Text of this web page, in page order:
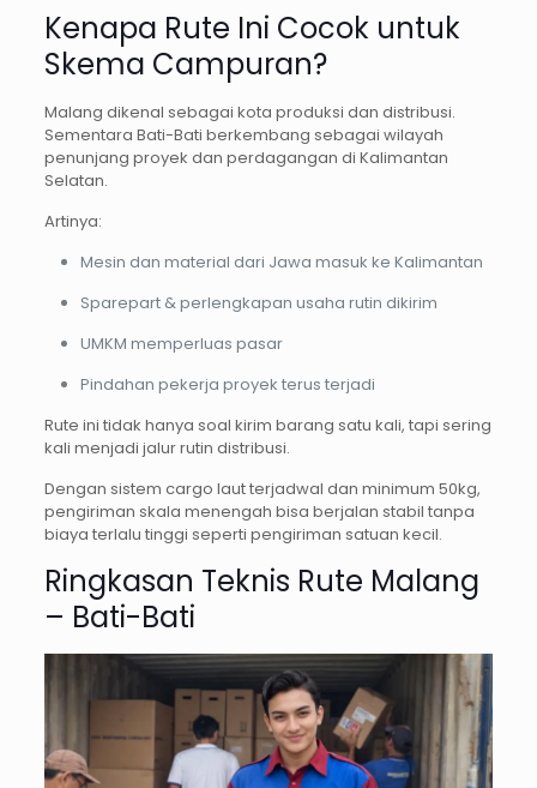
Kenapa Rute Ini Cocok untuk
Skema Campuran?
Malang dikenal sebagai kota produksi dan distribusi.
Sementara Bati-Bati berkembang sebagai wilayah
penunjang proyek dan perdagangan di Kalimantan
Selatan.
Artinya:
Mesin dan material dari Jawa masuk ke Kalimantan
Sparepart & perlengkapan usaha rutin dikirim
UMKM memperluas pasar
Pindahan pekerja proyek terus terjadi
Rute ini tidak hanya soal kirim barang satu kali, tapi sering
kali menjadi jalur rutin distribusi.
Dengan sistem cargo laut terjadwal dan minimum 50kg,
pengiriman skala menengah bisa berjalan stabil tanpa
biaya terlalu tinggi seperti pengiriman satuan kecil.
Ringkasan Teknis Rute Malang
– Bati-Bati